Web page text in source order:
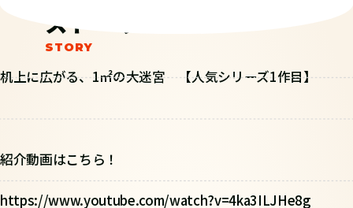
ストーリー
机上に広がる、1㎡の大迷宮 【人気シリーズ1作目】
紹介動画はこちら！
https://www.youtube.com/watch?v=4ka3ILJHe8g